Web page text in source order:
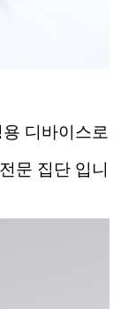
디바이스로
문 집단 입니